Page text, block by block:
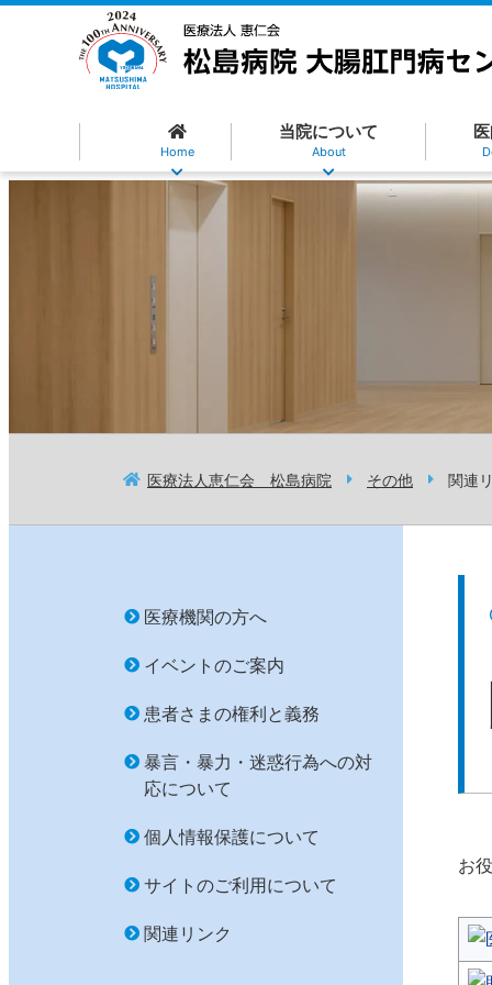
Home
当院について
About
医療法人恵仁会 松島病院 その他 関連
お
医療機関の方へ
イベントのご案内
患者さまの権利と義務
暴言・暴力・迷惑行為への対
応について
個人情報保護について
サイトのご利用について
関連リンク